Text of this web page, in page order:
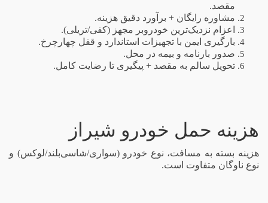
مقصد.
مشاوره رایگان + برآورد دقیق هزینه.
اعزام نزدیک‌ترین خودروبر مجهز (کفی/تریلی).
بارگیری ایمن با تجهیزات استاندارد و قفل چهارچرخ.
صدور بارنامه و بیمه در محل.
تحویل سالم به مقصد + پیگیری تا رضایت کامل.
هزینه حمل خودرو شیراز
هزینه بسته به مسافت، نوع خودرو (سواری/شاسی‌بلند/لوکس) و
نوع ناوگان متفاوت است.